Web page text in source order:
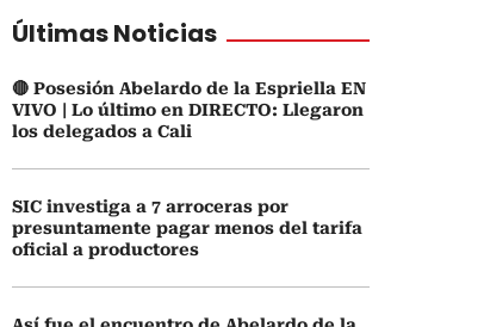
Últimas Noticias
🔴 Posesión Abelardo de la Espriella EN
VIVO | Lo último en DIRECTO: Llegaron
los delegados a Cali
SIC investiga a 7 arroceras por
presuntamente pagar menos del tarifa
oficial a productores